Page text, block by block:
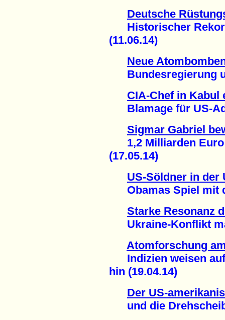
Deutsche
Historischer
(11.06.14)
Neue
Bundesregierung
CIA-Chef in Kabul
Blamage für US-
Sigmar Gabriel
1,2 Milliarden Euro
(17.05.14)
US-Söldner in der
Obamas Spiel mit
Starke Resonanz
Ukraine-Konflikt
Atomforschung
Indizien weisen auf
hin (19.04.14)
Der US-
und die